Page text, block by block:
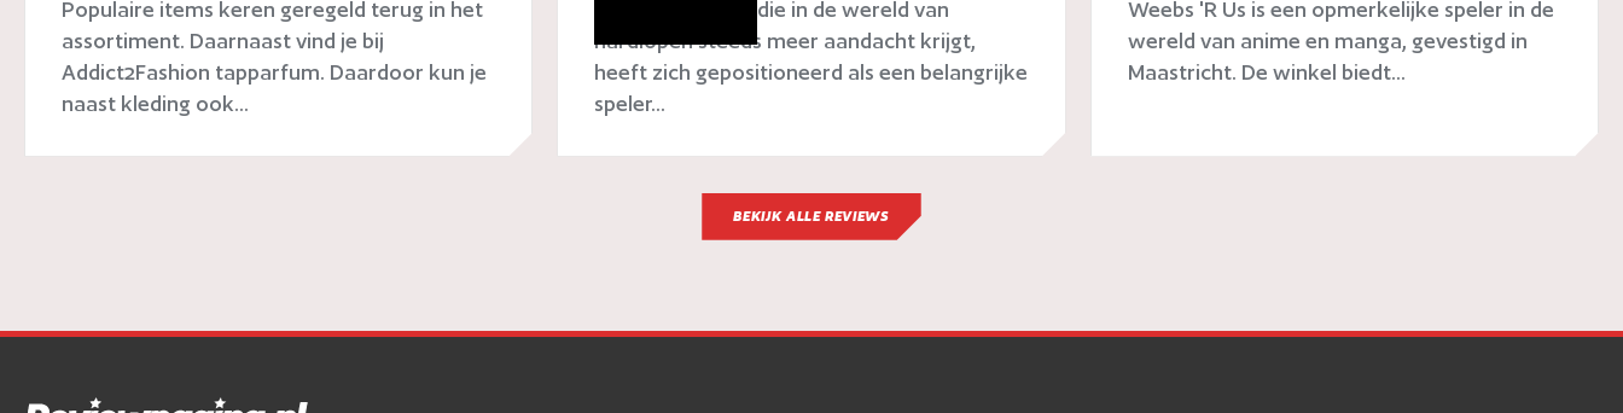
Populaire items keren geregeld terug in het
assortiment. Daarnaast vind je bij
Addict2Fashion tapparfum. Daardoor kun je
naast kleding ook...
RunX, een naam die in de wereld van
hardlopen steeds meer aandacht krijgt,
heeft zich gepositioneerd als een belangrijke
speler...
Weebs 'R Us is een opmerkelijke speler in de
wereld van anime en manga, gevestigd in
Maastricht. De winkel biedt...
BEKIJK ALLE REVIEWS